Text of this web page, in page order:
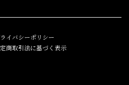
イバシーポリシー
商取引法に基づく表示